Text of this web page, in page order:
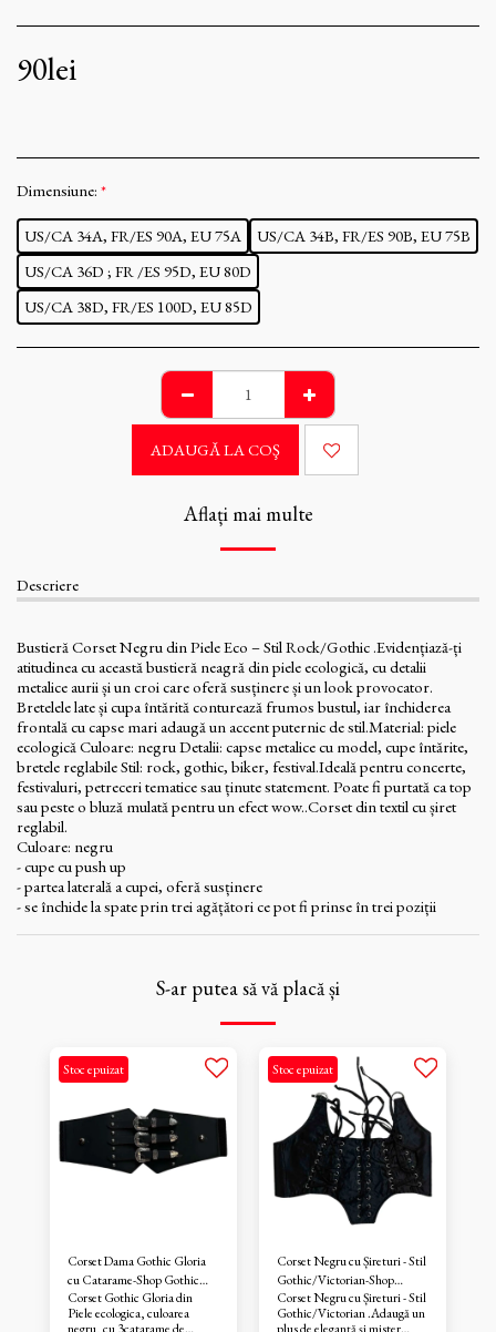
90lei
Dimensiune: *
US/CA 34A, FR/ES 90A, EU 75A
US/CA 34B, FR/ES 90B, EU 75B
US/CA 36D ; FR /ES 95D, EU 80D
US/CA 38D, FR/ES 100D, EU 85D
ADAUGĂ LA COŞ
Aflați mai multe
Descriere
Bustieră Corset Negru din Piele Eco – Stil Rock/Gothic .Evidențiază-ți
atitudinea cu această bustieră neagră din piele ecologică, cu detalii
metalice aurii și un croi care oferă susținere și un look provocator.
Bretelele late și cupa întărită conturează frumos bustul, iar închiderea
frontală cu capse mari adaugă un accent puternic de stil.Material: piele
ecologică Culoare: negru Detalii: capse metalice cu model, cupe întărite,
bretele reglabile Stil: rock, gothic, biker, festival.Ideală pentru concerte,
festivaluri, petreceri tematice sau ținute statement. Poate fi purtată ca top
sau peste o bluză mulată pentru un efect wow..Corset din textil cu șiret
reglabil.
Culoare: negru
- cupe cu push up
- partea laterală a cupei, oferă susținere
- se închide la spate prin trei agățători ce pot fi prinse în trei poziții
S-ar putea să vă placă și
Stoc epuizat
Corset Dama Gothic Gloria
cu Catarame-Shop Gothic
Rock
Corset Gothic Gloria din
Piele ecologica, culoarea
Stoc epuizat
Corset Negru cu Șireturi - Stil
Gothic/Victorian-Shop
Gothic Rock
Corset Negru cu Șireturi - Stil
Gothic/Victorian .Adaugă un